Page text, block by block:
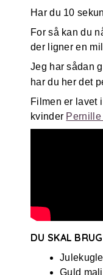
Har du 10
For så kan du
der ligner en
Jeg har sådan
har du her det
Filmen er lavet
kvinder
DU SKAL
Guld